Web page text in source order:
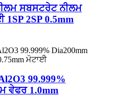
ਸਬਸਟਰੇਟ ਨੀਲਮ
2SP 0.5mm
99.999%
ਵੇਫਰ 1.0mm